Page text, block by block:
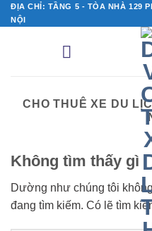
Bỏ
qua
ĐỊA CHỈ: TẦNG 5 - TÒA NHÀ 129
NỘI
CHO THUÊ XE DU
Không tìm thấy gì
Dường như chúng tôi
đang tìm kiếm. Có lẽ tìm